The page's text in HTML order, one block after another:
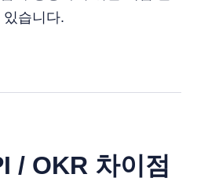
습니다.
/ OKR 차이점